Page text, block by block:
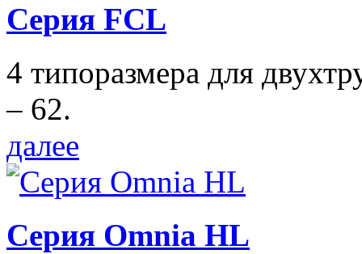
Серия FCL
4 типоразмера для
– 62.
далее
Серия Omnia HL